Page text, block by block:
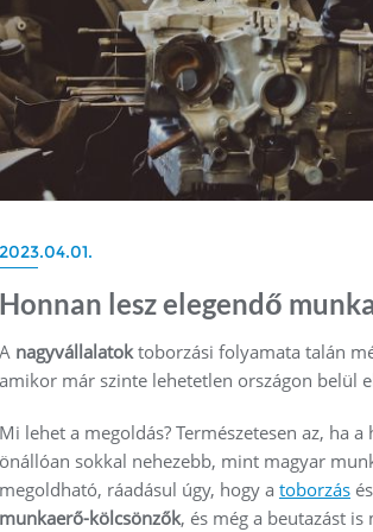
2023.04.01.
Honnan lesz elegendő
A nagyvállalatok toborzási folyamata talán
amikor már szinte lehetetlen országon belül
Mi lehet a megoldás? Természetesen az, ha
önállóan sokkal nehezebb, mint magyar
megoldható, ráadásul úgy, hogy a toborzás
munkaerő-kölcsönzők, és még a beutazást